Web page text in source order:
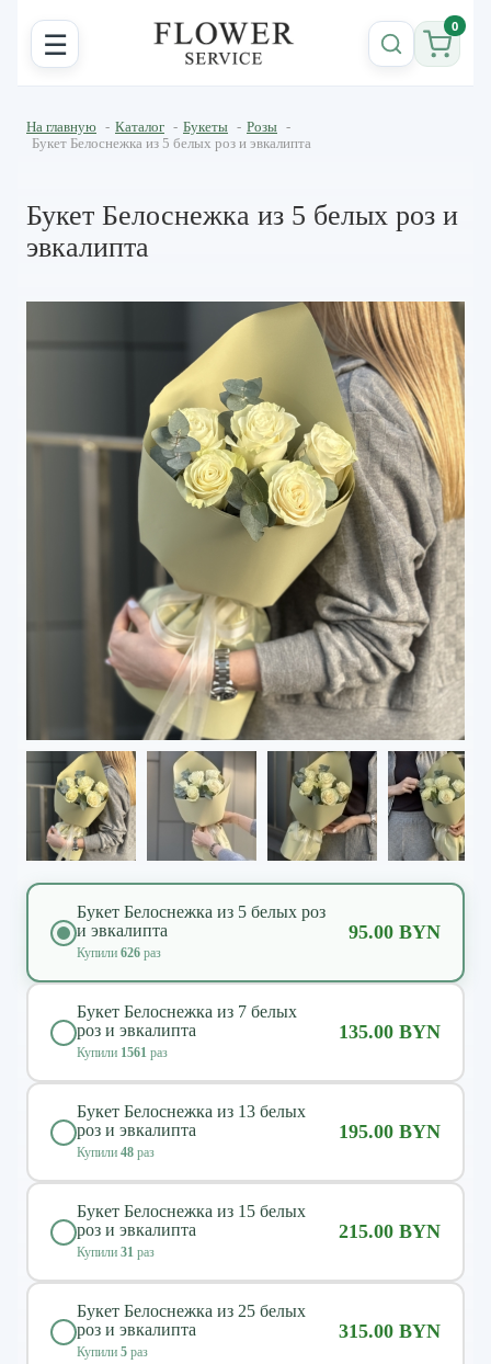
☰ 0
На главную - Каталог - Букеты - Розы -
Букет Белоснежка из 5 белых роз и эвкалипта
Букет Белоснежка из 5 белых роз и
эвкалипта
Букет Белоснежка из 5 белых роз
и эвкалипта
Купили 626 раз
95.00 BYN
Букет Белоснежка из 7 белых
роз и эвкалипта
Купили 1561 раз
135.00 BYN
Букет Белоснежка из 13 белых
роз и эвкалипта
Купили 48 раз
195.00 BYN
Букет Белоснежка из 15 белых
роз и эвкалипта
Купили 31 раз
215.00 BYN
Букет Белоснежка из 25 белых
роз и эвкалипта
Купили 5 раз
315.00 BYN